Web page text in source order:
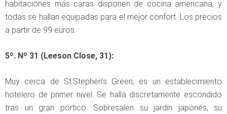
habitaciones más caras disponen de cocina americana, y
todas se hallan equipadas para el mejor confort. Los precios
a partir de 99 euros.
5º. Nº 31 (Leeson Close, 31):
Muy cerca de St.Stephen’s Green, es un establecimiento
hotelero de primer nivel. Se halla discretamente escondido
tras un gran pórtico. Sobresalen su jardín japonés, su